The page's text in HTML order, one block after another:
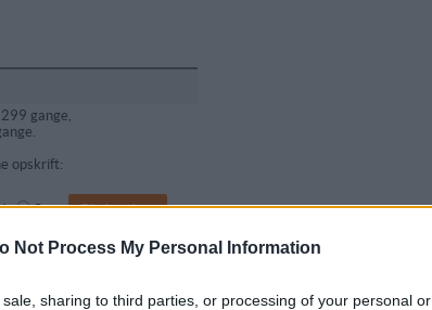
Not Process My Personal Information
sharing to third parties, or processing of your personal or
gange,
opskrift:
5